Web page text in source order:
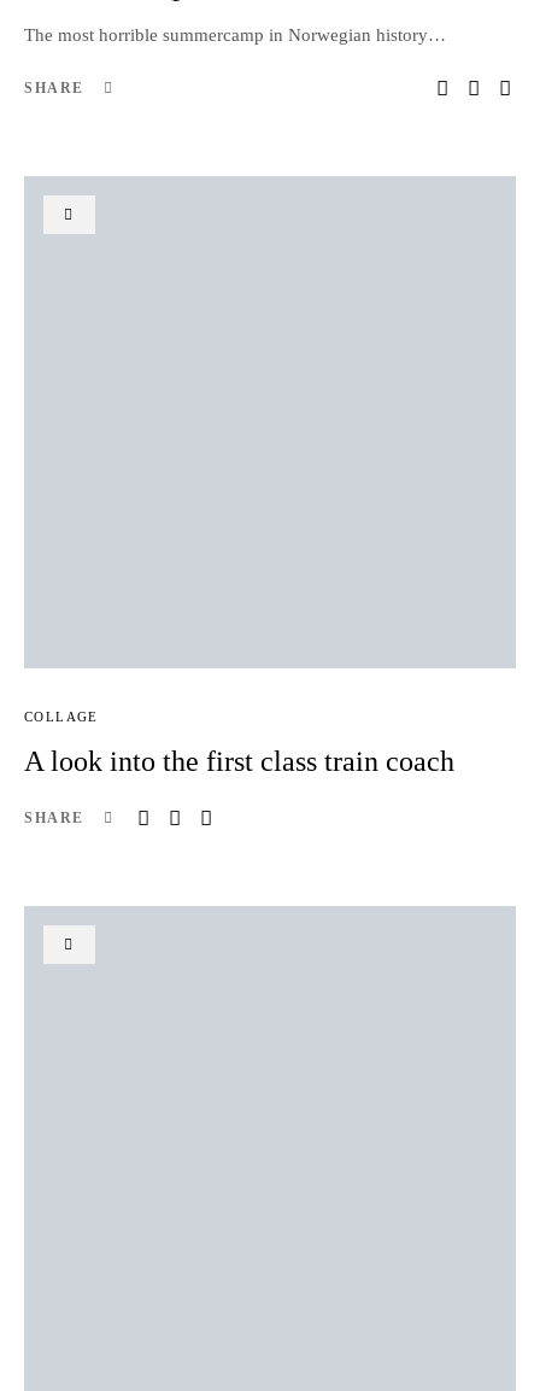
The most horrible summercamp in Norwegian history…
SHARE
COLLAGE
A look into the first class train coach
SHARE